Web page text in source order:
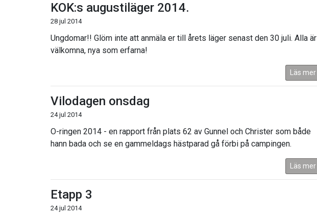
KOK:s augustiläger 2014.
28 jul 2014
Ungdomar!! Glöm inte att anmäla er till årets läger senast den 30 juli. Alla är
välkomna, nya som erfarna!
Läs mer
Vilodagen onsdag
24 jul 2014
O-ringen 2014 - en rapport från plats 62 av Gunnel och Christer som både
hann bada och se en gammeldags hästparad gå förbi på campingen.
Läs mer
Etapp 3
24 jul 2014